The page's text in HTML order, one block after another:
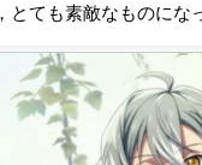
とても素敵なものにな